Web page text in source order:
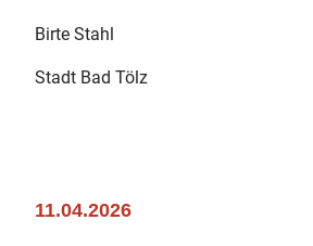
Birte Stahl
Stadt Bad Tölz
11.04.2026